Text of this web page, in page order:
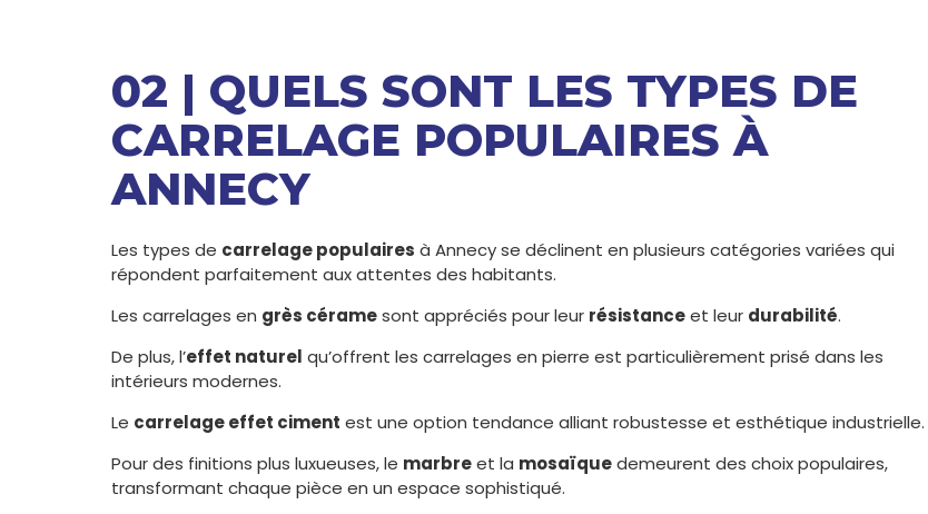
02 | QUELS SONT LES TYPES DE
CARRELAGE POPULAIRES À
ANNECY
Les types de carrelage populaires à Annecy se déclinent en plusieurs catégories variées qui
répondent parfaitement aux attentes des habitants.
Les carrelages en grès céramesont appréciés pour leur résistanceet leur durabilité.
De plus, l’effet naturel qu’offrent les carrelages en pierre est particulièrement prisé dans les
intérieurs modernes.
Le carrelage effet ciment est une option tendance alliant robustesse et esthétique industrielle.
Pour des finitions plus luxueuses, le marbreet la mosaïquedemeurent des choix populaires,
transformant chaque pièce en un espace sophistiqué.